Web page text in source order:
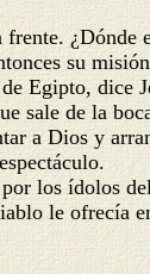
¿Dónde
su
Egipto, dice
sale de la
a Dios y
los ídolos
le ofrecía